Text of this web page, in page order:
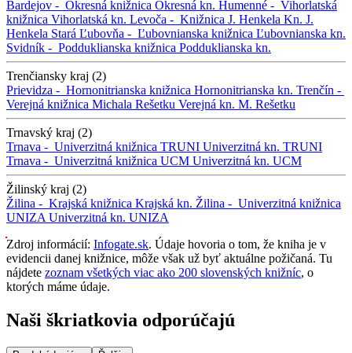
Bardejov - Okresná knižnica Okresná kn. Humenné - Vihorlatská
knižnica Vihorlatská kn. Levoča - Knižnica J. Henkela Kn. J.
Henkela Stará Ľubovňa - Ľubovnianska knižnica Ľubovnianska kn.
Svidník - Podduklianska knižnica Podduklianska kn.
Trenčiansky kraj (2)
Prievidza - Hornonitrianska knižnica Hornonitrianska kn. Trenčín -
Verejná knižnica Michala Rešetku Verejná kn. M. Rešetku
Trnavský kraj (2)
Trnava - Univerzitná knižnica TRUNI Univerzitná kn. TRUNI
Trnava - Univerzitná knižnica UCM Univerzitná kn. UCM
Žilinský kraj (2)
Žilina - Krajská knižnica Krajská kn. Žilina - Univerzitná knižnica
UNIZA Univerzitná kn. UNIZA
Zdroj informácií: Infogate.sk. Údaje hovoria o tom, že kniha je v
evidencii danej knižnice, môže však už byť aktuálne požičaná. Tu
nájdete zoznam všetkých viac ako 200 slovenských knižníc, o
ktorých máme údaje.
Naši škriatkovia odporúčajú